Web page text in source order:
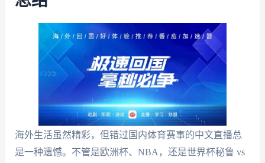
海外生活虽然精彩，但错过国内体育赛事的中文直播总
是一种遗憾。不管是欧洲杯、NBA，还是世界杯秘鲁 vs